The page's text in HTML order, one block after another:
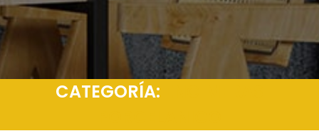
CATEGORÍA: